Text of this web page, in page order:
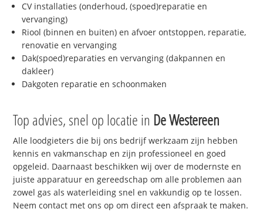
CV installaties (onderhoud, (spoed)reparatie en
vervanging)
Riool (binnen en buiten) en afvoer ontstoppen, reparatie,
renovatie en vervanging
Dak(spoed)reparaties en vervanging (dakpannen en
dakleer)
Dakgoten reparatie en schoonmaken
Top advies, snel op locatie in De Westereen
Alle loodgieters die bij ons bedrijf werkzaam zijn hebben
kennis en vakmanschap en zijn professioneel en goed
opgeleid. Daarnaast beschikken wij over de modernste en
juiste apparatuur en gereedschap om alle problemen aan
zowel gas als waterleiding snel en vakkundig op te lossen.
Neem contact met ons op om direct een afspraak te maken.